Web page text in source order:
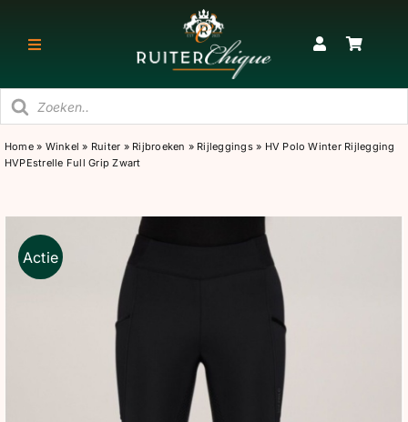
naar
Toggle
RUITER
PAARD
SNEAKERS & KORTE LAARZEN
Home» Winkel » Ruiter » Rijbroeken » Rijleggings» HV Polo Winter Rijlegging
HVPEstrelle Full Grip Zwart
Actie